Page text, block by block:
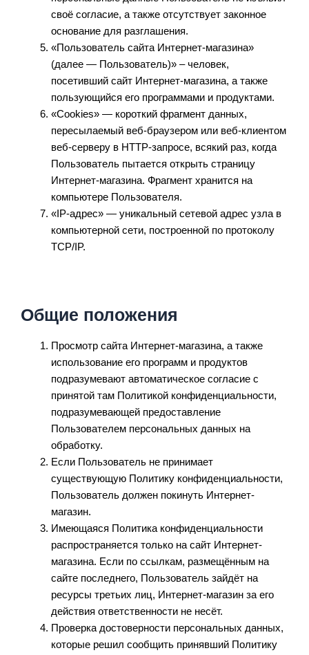
своё согласие, а также отсутствует законное
основание для разглашения.
«Пользователь сайта Интернет-магазина»
(далее — Пользователь)» – человек,
посетивший сайт Интернет-магазина, а также
пользующийся его программами и продуктами.
«Cookies» — короткий фрагмент данных,
пересылаемый веб-браузером или веб-клиентом
веб-серверу в HTTP-запросе, всякий раз, когда
Пользователь пытается открыть страницу
Интернет-магазина. Фрагмент хранится на
компьютере Пользователя.
«IP-адрес» — уникальный сетевой адрес узла в
компьютерной сети, построенной по протоколу
TCP/IP.
Общие положения
Просмотр сайта Интернет-магазина, а также
использование его программ и продуктов
подразумевают автоматическое согласие с
принятой там Политикой конфиденциальности,
подразумевающей предоставление
Пользователем персональных данных на
обработку.
Если Пользователь не принимает
существующую Политику конфиденциальности,
Пользователь должен покинуть Интернет-
магазин.
Имеющаяся Политика конфиденциальности
распространяется только на сайт Интернет-
магазина. Если по ссылкам, размещённым на
сайте последнего, Пользователь зайдёт на
ресурсы третьих лиц, Интернет-магазин за его
действия ответственности не несёт.
Проверка достоверности персональных данных,
которые решил сообщить принявший Политику